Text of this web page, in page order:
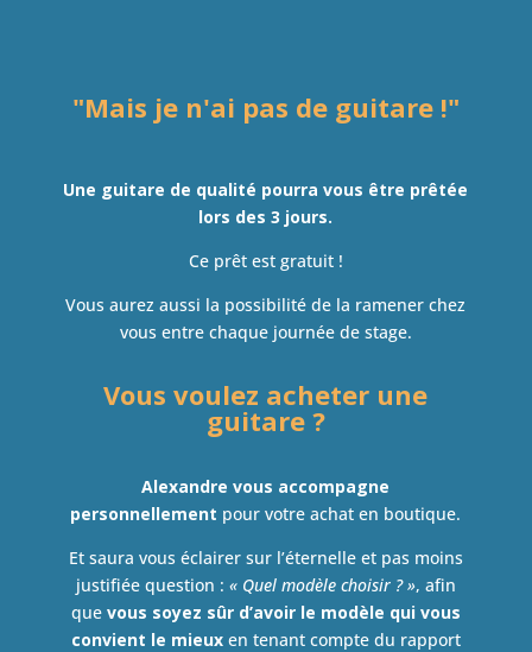
"Mais je n'ai pas de guitare !"
Une guitare de qualité pourra vous être prêtée
lors des 3 jours.
Ce prêt est gratuit !
Vous aurez aussi la possibilité de la ramener chez
vous entre chaque journée de stage.
Vous voulez acheter une
guitare ?
Alexandre vous accompagne
personnellement pour votre achat en boutique.
Et saura vous éclairer sur l’éternelle et pas moins
justifiée question : « Quel modèle choisir ? », afin
que vous soyez sûr d’avoir le modèle qui vous
convient le mieuxen tenant compte du rapport